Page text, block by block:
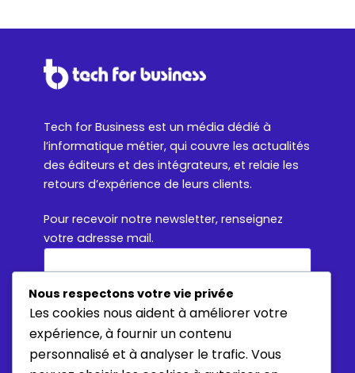
Tech for Business est un média dédié à
l’informatique métier, qui couvre les actualités
des éditeurs et des intégrateurs, et relaie les
retours d’expérience de leurs clients.
Pour recevoir notre newsletter, renseignez
votre adresse mail.
En vous inscrivant, vous consentez à ce que
Tech for Business collecte et utilise votre
Nous respectons votre vie privée
Les cookies nous aident à améliorer votre
expérience, à fournir un contenu
personnalisé et à analyser le trafic. Vous